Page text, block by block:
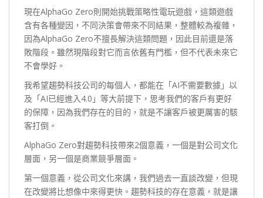
現在AlphaGo Zero則開始挑戰策略性電玩遊戲，這類遊戲
含有各種變因，不同決策會帶來不同結果，整體較為複雜，
因為AlphaGo Zero不擅長解決這類問題，因此目前還是落
敗階段。雖然現階段對它而言依舊有門檻，但不代表未來它
不會學好。
我希望趨勢科技公司的每個人，都能在「AI不需要數據」以
及「AI已經進入4.0」等大前提下，思考我們的客戶有更好
的保障，因為我們存在的目的，就是不讓客戶被更厲害的駭
客打倒。
AlphaGo Zero對趨勢科技帶來2個意義，一個是對公司文化
層面，另一個是商業競爭層面。
第一個意義，從公司文化來講，我們過去一直談改變，但現
在改變將比想像中來得更快。趨勢科技的存在意義，就是讓